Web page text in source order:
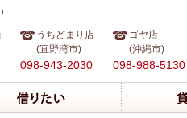
うちどまり店
(宜野湾市)
098-943-2030
ゴヤ店
(沖縄市)
098-988-5130